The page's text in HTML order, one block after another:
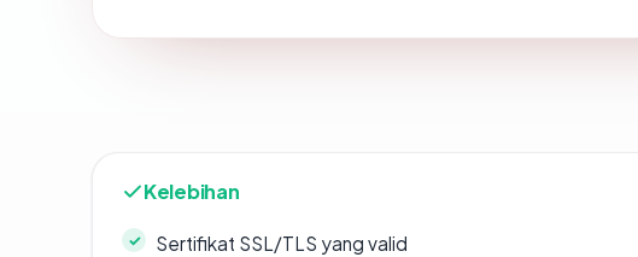
Kelebihan
Sertifikat SSL/TLS yang valid